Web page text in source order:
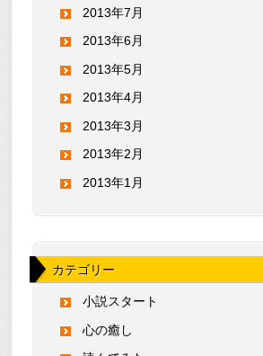
2013年7月
2013年6月
2013年5月
2013年4月
2013年3月
2013年2月
2013年1月
カテゴリー
小説スタート
心の癒し